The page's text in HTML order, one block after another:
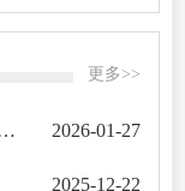
更多>>
焦”打造过硬组工干部队伍 2026-01-27
2025-12-22